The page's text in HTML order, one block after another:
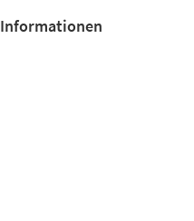
Informationen